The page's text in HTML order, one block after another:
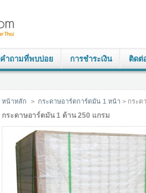
คำถามที่พบบ่อย การชำระเงิน ติดต่
หน้าหลัก > กระดาษอาร์ตการ์ดมัน 1 หน้า > กระด
กระดาษอาร์ตมัน 1 ด้าน 250 แกรม